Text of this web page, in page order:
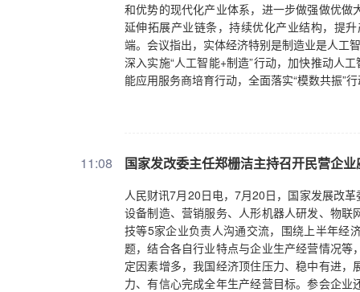
和优势的现代化产业体系，进一步做强做优
延伸拓展产业链条，持续优化产业结构，提
端。会议指出，实体经济特别是制造业是人工
深入实施“人工智能+制造”行动，加快推动人
能应用服务商培育行动，全面落实“模数共振”
础电信网络安全底座，提升网络和数据安全保
署落实，加强数字经济、人工智能、低空经济
竞争，推动完善数据基础制度体系，持续营造
11:08 国家发改委主任郑栅洁主持召开民营企
人民财讯7月20日电，7月20日，国家发展改
设备制造、营销服务、人形机器人研发、物
技等5家企业负责人沟通交流，围绕上半年经
题，结合各自行业特点与企业生产经营情况
定因素增多，我国经济顶住压力、稳中有进
力、有信心完成全年生产经营目标。参会企